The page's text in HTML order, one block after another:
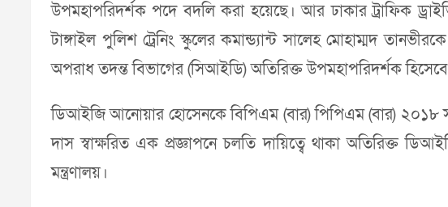
উপমহাপরিদর্শক পদে বদলি করা হয়েছে। আর ঢাকার ট্রাফিক
টাঙ্গাইল পুলিশ ট্রেনিং স্কুলের কমান্ড্যান্ট সালেহ মোহাম্মদ
অপরাধ তদন্ত বিভাগের (সিআইডি) অতিরিক্ত উপমহাপরিদর্শক
ডিআইজি আনোয়ার হোসেনকে বিপিএম (বার) পিপিএম (বার) ২০১৮
দাস স্বাক্ষরিত এক প্রজ্ঞাপনে চলতি দায়িত্বে থাকা অতিরিক্ত
মন্ত্রণালয়।